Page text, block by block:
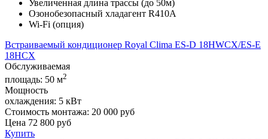
Увеличенная длина трассы (до 50м)
Озонобезопасный хладагент R410A
Wi-Fi (опция)
Встраиваемый кондиционер Royal Clima ES-D 18HWCX/ES-E
18HCX
Обслуживаемая
площадь: 50 м2
Мощность
охлаждения: 5 кВт
Стоимость монтажа: 20 000 руб
Цена 72 800 руб
Купить